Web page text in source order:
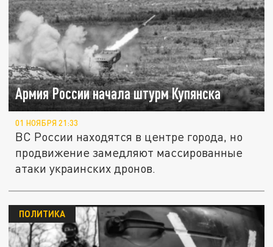
Армия России начала штурм Купянска
01 НОЯБРЯ 21:33
ВС России находятся в центре города, но
продвижение замедляют массированные
атаки украинских дронов.
ПОЛИТИКА